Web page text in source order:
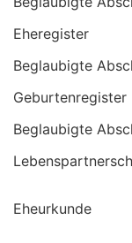
Eheregister
Beglaubigte
Geburtenregister
Beglaubigte
Eheurkunde